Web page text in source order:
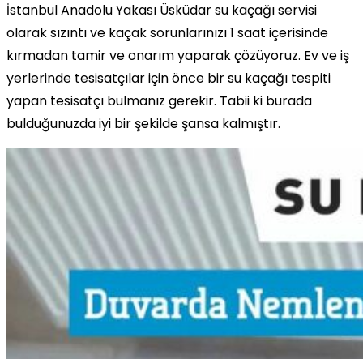
İstanbul Anadolu Yakası Üsküdar su kaçağı servisi
olarak sızıntı ve kaçak sorunlarınızı 1 saat içerisinde
kırmadan tamir ve onarım yaparak çözüyoruz. Ev ve iş
yerlerinde tesisatçılar için önce bir su kaçağı tespiti
yapan tesisatçı bulmanız gerekir. Tabii ki burada
bulduğunuzda iyi bir şekilde şansa kalmıştır.